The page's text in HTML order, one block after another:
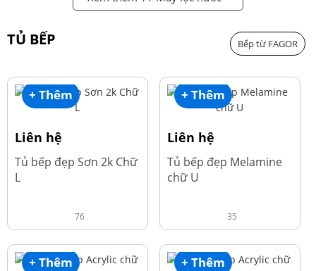
TỦ BẾP Bếp từ FAGOR
+ Thêm
Liên hệ
Tủ bếp đẹp Sơn 2k Chữ
L
76
+ Thêm
Liên hệ
Tủ bếp đẹp Melamine
chữ U
35
+ Thêm + Thêm